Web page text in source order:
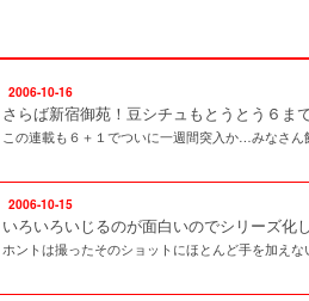
2006-10-16
さらば新宿御苑！豆シチュもとうとう６ま
この連載も６＋１でついに一週間突入か…みなさ
2006-10-15
いろいろいじるのが面白いのでシリーズ化
ホントは撮ったそのショットにほとんど手を加え